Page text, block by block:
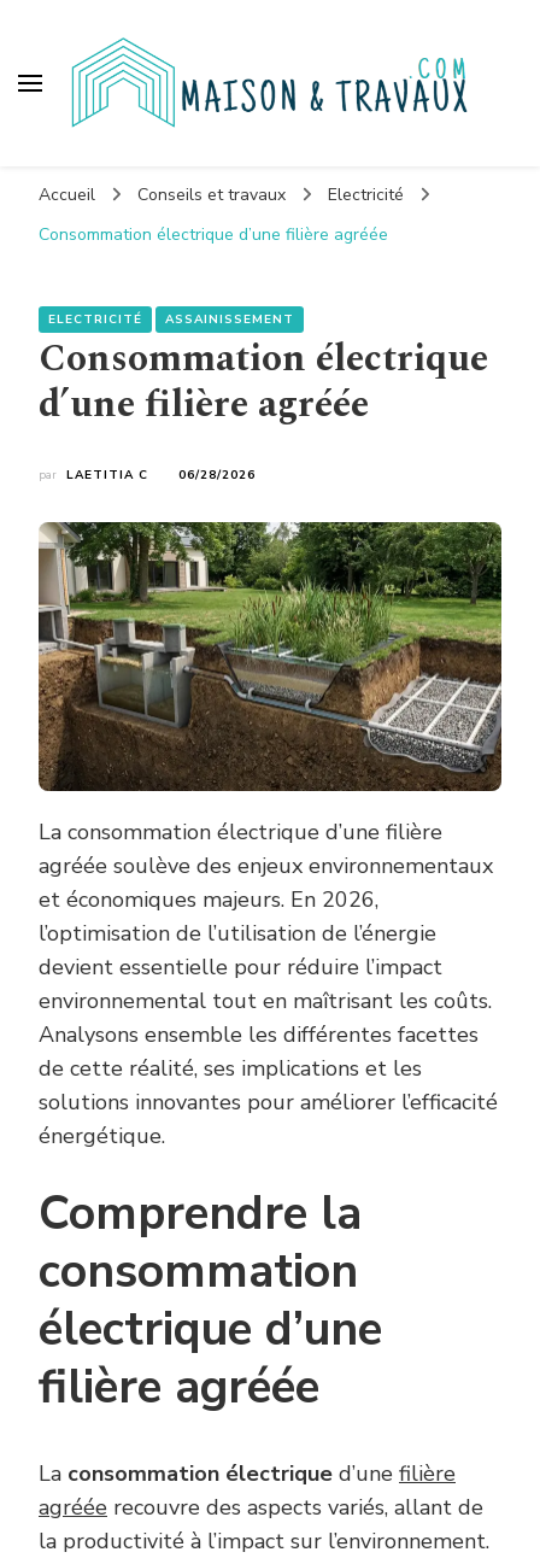
Accueil Conseils et travaux
Electricité
Consommation électrique d’une filière agréée
ELECTRICITÉ ASSAINISSEMENT
Consommation électrique
d’une filière agréée
par LAETITIA C 06/28/2026
La consommation électrique d’une filière
agréée soulève des enjeux environnementaux
et économiques majeurs. En 2026,
l’optimisation de l’utilisation de l’énergie
devient essentielle pour réduire l’impact
environnemental tout en maîtrisant les coûts.
Analysons ensemble les différentes facettes
de cette réalité, ses implications et les
solutions innovantes pour améliorer l’efficacité
énergétique.
Comprendre la
consommation
électrique d’une
filière agréée
La consommation électrique d’une filière
agréée recouvre des aspects variés, allant de
la productivité à l’impact sur l’environnement.